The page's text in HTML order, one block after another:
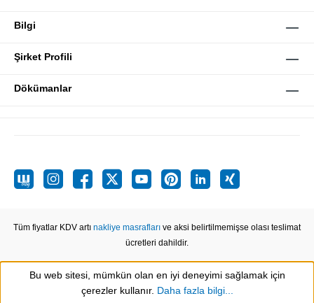
Bilgi
Şirket Profili
Dökümanlar
Tüm fiyatlar KDV artı nakliye masrafları ve aksi belirtilmemişse olası teslimat
ücretleri dahildir.
Show toolbar
Bu web sitesi, mümkün olan en iyi deneyimi sağlamak için
çerezler kullanır. Daha fazla bilgi...